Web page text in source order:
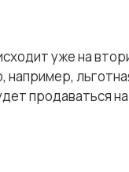
уже на
продаваться